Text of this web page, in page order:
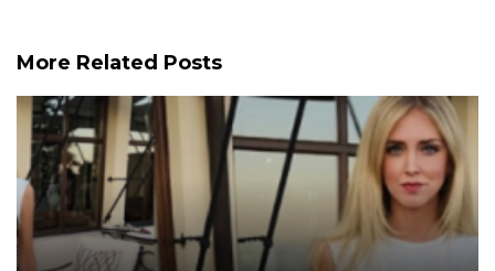
More Related Posts